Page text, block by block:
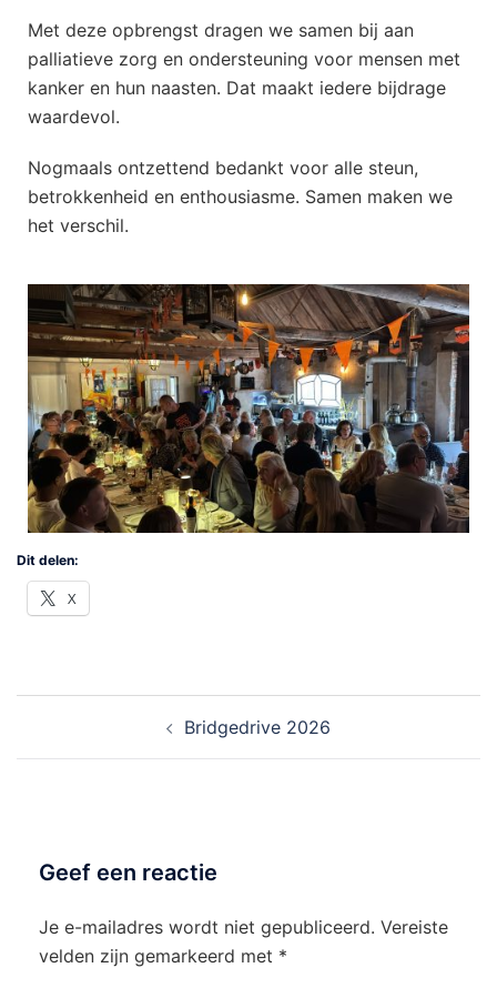
Met deze opbrengst dragen we samen bij aan
palliatieve zorg en ondersteuning voor mensen met
kanker en hun naasten. Dat maakt iedere bijdrage
waardevol.
Nogmaals ontzettend bedankt voor alle steun,
betrokkenheid en enthousiasme. Samen maken we
het verschil.
Dit delen:
X
Bridgedrive 2026
Geef een reactie
Je e-mailadres wordt niet gepubliceerd. Vereiste
velden zijn gemarkeerd met *